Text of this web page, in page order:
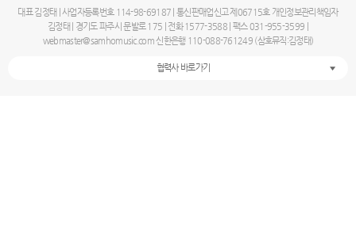
대표 김정태 | 사업자등록번호 114-98-69187 | 통신판매업신고 제06715호 개인정보관리책임자
김정태 | 경기도 파주시 문발로 175 | 전화 1577-3588 | 팩스 031-955-3599 |
webmaster@samhomusic.com 신한은행 110-088-761249 (삼호뮤직:김정태)
협력사 바로가기